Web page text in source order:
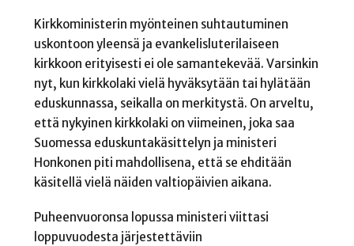
Kirkkoministerin myönteinen suhtautuminen
uskontoon yleensä ja evankelisluterilaiseen
kirkkoon erityisesti ei ole samantekevää. Varsinkin
nyt, kun kirkkolaki vielä hyväksytään tai hylätään
eduskunnassa, seikalla on merkitystä. On arveltu,
että nykyinen kirkkolaki on viimeinen, joka saa
Suomessa eduskuntakäsittelyn ja ministeri
Honkonen piti mahdollisena, että se ehditään
käsitellä vielä näiden valtiopäivien aikana.
Puheenvuoronsa lopussa ministeri viittasi
loppuvuodesta järjestettäviin